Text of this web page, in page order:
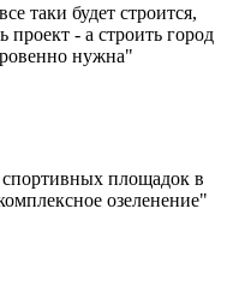
таки будет строится,
проект - а строить город
нужна"
площадок в
озеленение"